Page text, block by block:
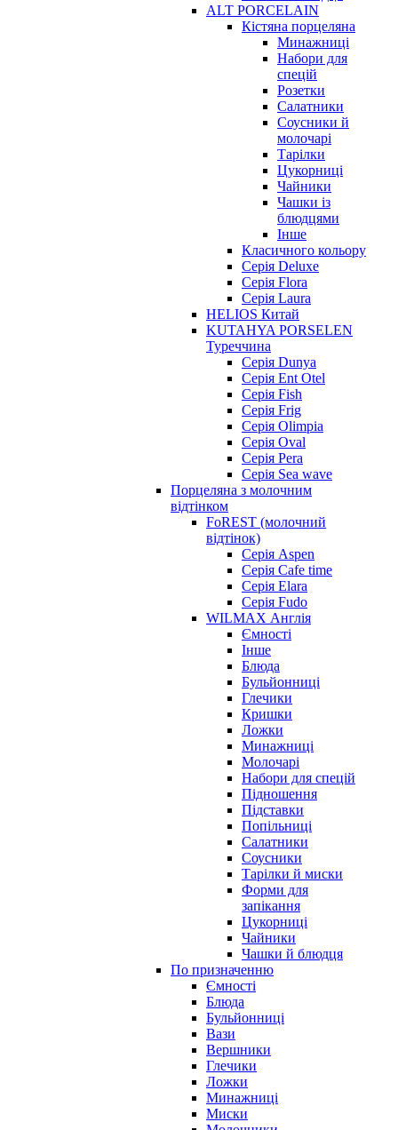
ALT PORCELAIN
Кістяна порцеляна
Минажниці
Набори для
спецій
Розетки
Салатники
Соусники й
молочарі
Тарілки
Цукорниці
Чайники
Чашки із
блюдцями
Інше
Класичного кольору
Серія Deluxe
Серія Flora
Серія Laura
HELIOS Китай
KUTAHYA PORSELEN
Туреччина
Серія Dunya
Серія Ent Otel
Серія Fish
Серія Frig
Серія Olimpia
Серія Oval
Серія Pera
Серія Sea wave
Порцеляна з молочним
відтінком
FoREST (молочний
відтінок)
Серія Aspen
Серія Cafe time
Серія Elara
Серія Fudo
WILMAX Англія
Ємності
Інше
Блюда
Бульйонниці
Глечики
Кришки
Ложки
Минажниці
Молочарі
Набори для спецій
Підношення
Підставки
Попільниці
Салатники
Соусники
Тарілки й миски
Форми для
запікання
Цукорниці
Чайники
Чашки й блюдця
По призначенню
Ємності
Блюда
Бульйонниці
Вази
Вершники
Глечики
Ложки
Минажниці
Миски